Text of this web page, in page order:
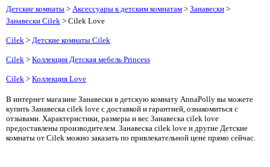
Детские комнаты > Аксессуары к детским комнатам > Занавески >
Занавески Cilek > Cilek Love
Cilek > Детские комнаты Cilek
Cilek > Коллекция Детская мебель Princess
Cilek > Коллекция Love
В интернет магазине Занавески в детскую комнату AnnaPolly вы можете
купить Занавеска cilek love с доставкой и гарантией, ознакомиться с
отзывами. Характеристики, размеры и вес Занавеска cilek love
предоставлены производителем. Занавеска cilek love и другие Детские
комнаты от Cilek можно заказать по привлекательной цене прямо сейчас.